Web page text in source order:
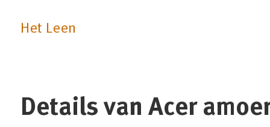
Het Leen
Details van Acer